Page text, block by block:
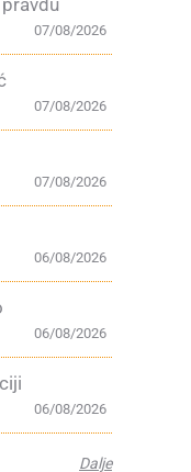
07/08/2026
07/08/2026
07/08/2026
06/08/2026
06/08/2026
06/08/2026
Dalje